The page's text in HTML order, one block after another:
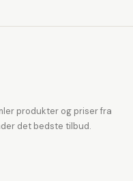
produkter og priser fra
det bedste tilbud.